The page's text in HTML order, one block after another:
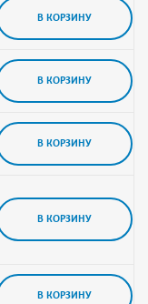
В КОРЗИНУ
В КОРЗИНУ
В КОРЗИНУ
В КОРЗИНУ
В КОРЗИНУ